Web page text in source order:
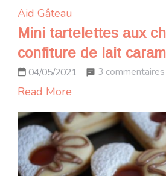
Aid Gâteau
Mini tartelettes aux
confiture de lait
04/05/2021 3 commentaires
Read More